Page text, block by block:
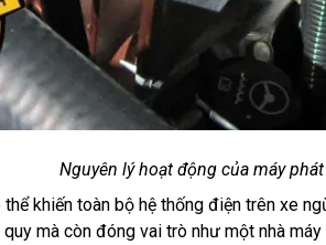
Nguyên lý hoạt động của máy
thể khiến toàn bộ hệ thống điện trên xe
mà còn đóng vai trò như một nhà